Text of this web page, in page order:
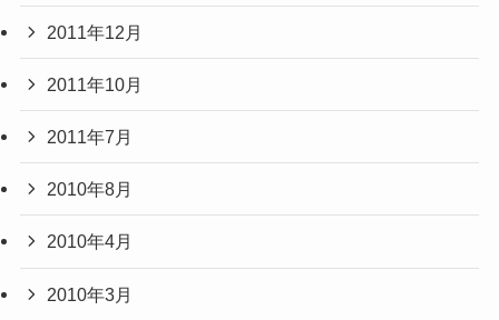
2011年12月
2011年10月
2011年7月
2010年8月
2010年4月
2010年3月